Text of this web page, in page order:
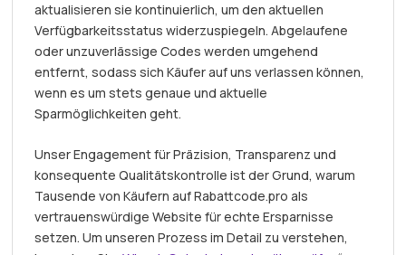
aktualisieren sie kontinuierlich, um den aktuellen
Verfügbarkeitsstatus widerzuspiegeln. Abgelaufene
oder unzuverlässige Codes werden umgehend
entfernt, sodass sich Käufer auf uns verlassen können,
wenn es um stets genaue und aktuelle
Sparmöglichkeiten geht.
Unser Engagement für Präzision, Transparenz und
konsequente Qualitätskontrolle ist der Grund, warum
Tausende von Käufern auf Rabattcode.pro als
vertrauenswürdige Website für echte Ersparnisse
setzen. Um unseren Prozess im Detail zu verstehen,